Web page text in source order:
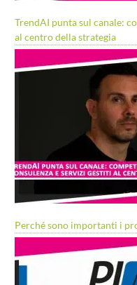
TrendAI punta sul canale:
al centro della strategia
Perché sono importanti i